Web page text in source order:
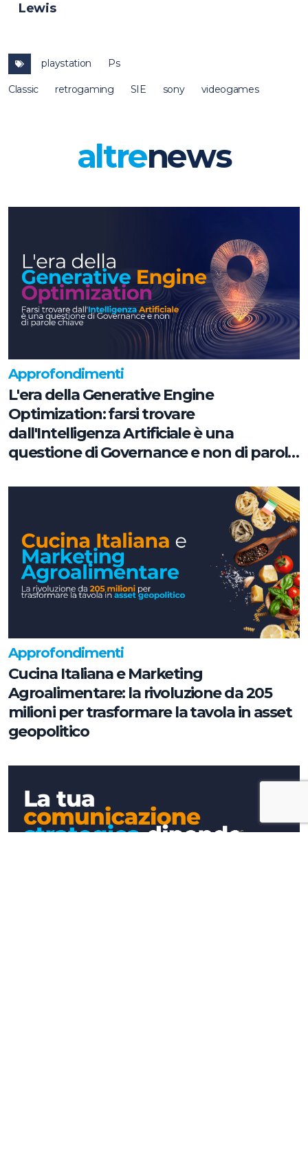
Lewis
playstation Ps
Classic retrogaming SIE sony videogames
altrenews
Approfondimenti
L'era della Generative Engine
Optimization: farsi trovare
dall'Intelligenza Artificiale è una
questione di Governance e non di parole
Approfondimenti
Cucina Italiana e Marketing
Agroalimentare: la rivoluzione da 205
milioni per trasformare la tavola in asset
geopolitico